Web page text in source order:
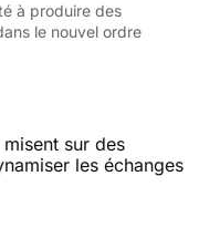
à produire des
le nouvel ordre
sur des
les échanges